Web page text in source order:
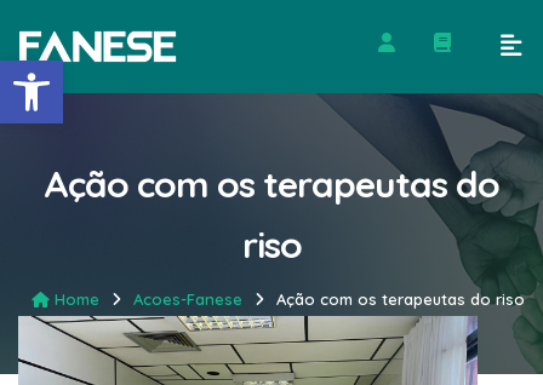
Barra de Ferramentas
Ação com os terapeutas do
riso
Home Acoes-Fanese Ação com os terapeutas do riso